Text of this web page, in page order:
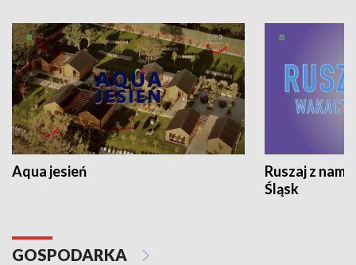
Aqua jesień
Ruszaj z
Śląsk
GOSPODARKA